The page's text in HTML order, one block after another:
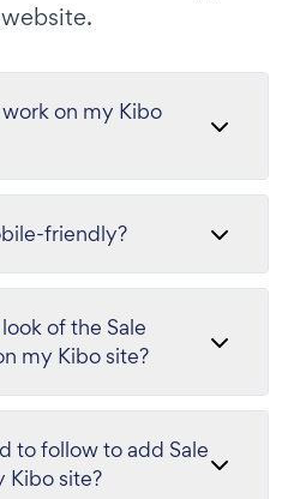
on my Kibo
friendly?
of the Sale
my Kibo site?
to follow to add Sale
Kibo site?